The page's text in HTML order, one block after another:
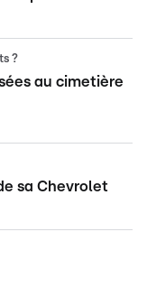
?
au cimetière
sa Chevrolet